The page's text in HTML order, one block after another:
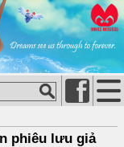
phiêu lưu giả